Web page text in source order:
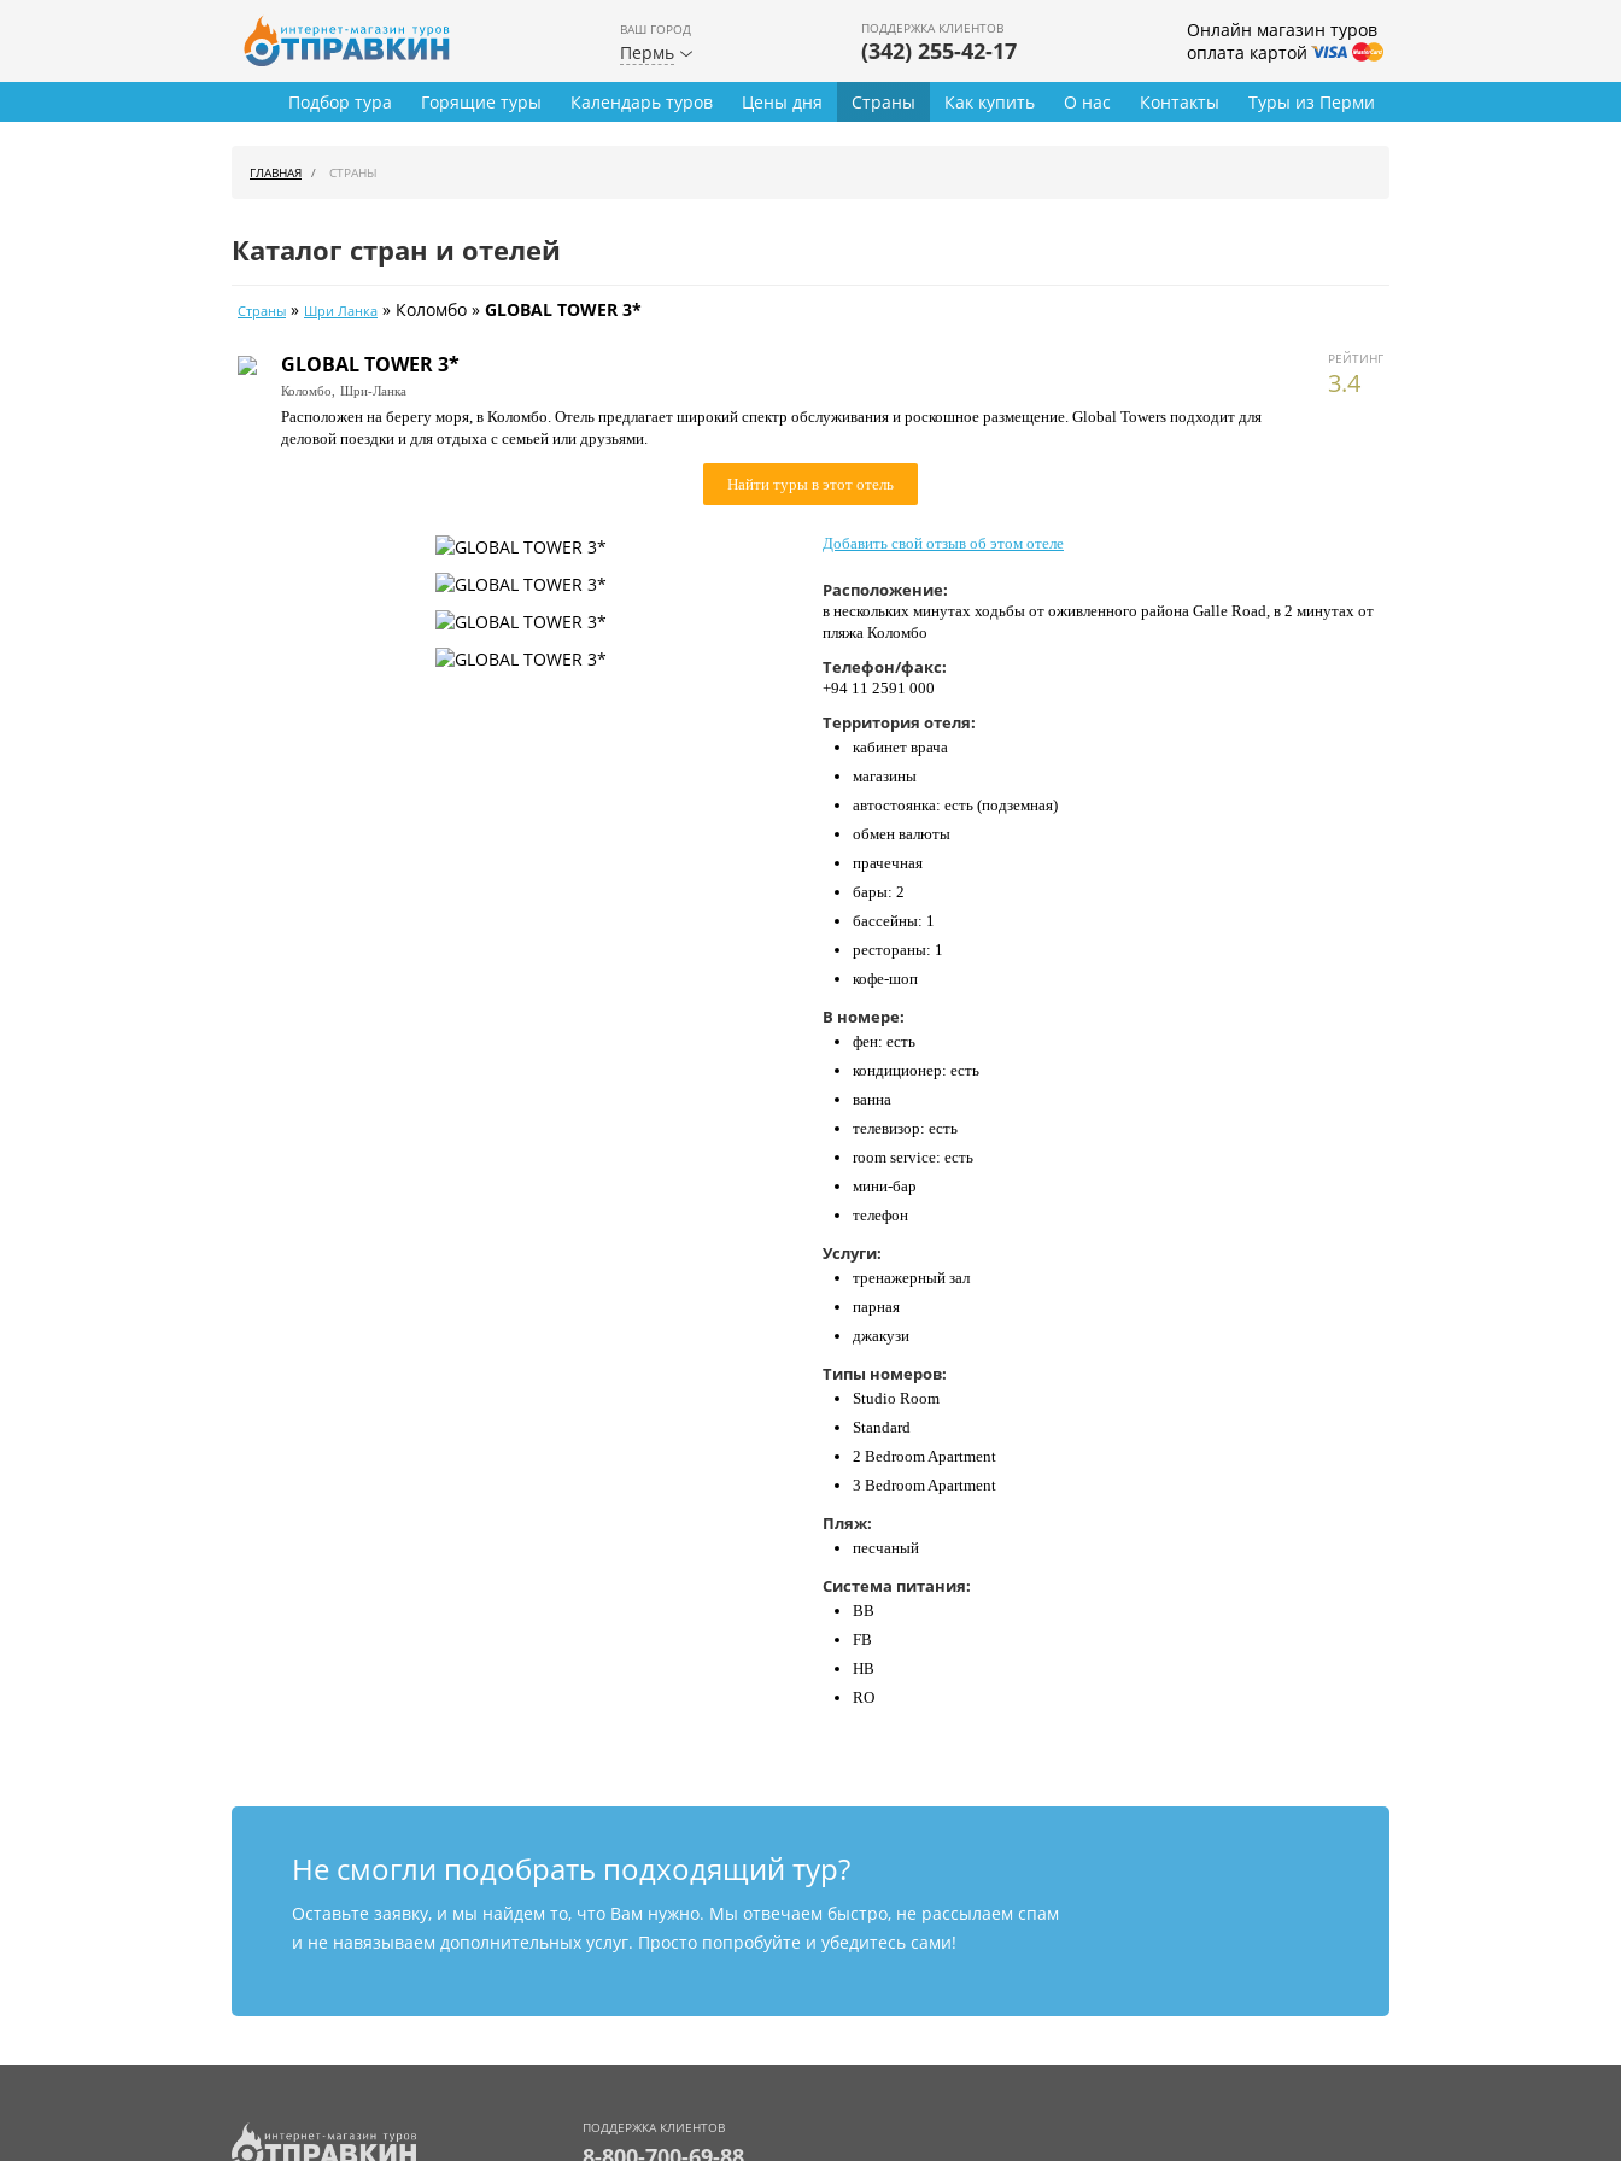
ВАШ ГОРОД
Пермь
ПОДДЕРЖКА КЛИЕНТОВ
(342) 255-42-17
Онлайн магазин туров
оплата картой
Туры из Перми
Подбор тура Горящие туры Календарь туров Цены дня Страны Как купить О нас Контакты
ГЛАВНАЯ СТРАНЫ
Каталог стран и отелей
Страны » Шри Ланка » Коломбо » GLOBAL TOWER 3*
РЕЙТИНГ
3.4
GLOBAL TOWER 3*
Коломбо, Шри-Ланка
Расположен на берегу моря, в Коломбо. Отель предлагает широкий спектр обслуживания и роскошное размещение. Global Towers подходит для
деловой поездки и для отдыха с семьей или друзьями.
Найти туры в этот отель
Добавить свой отзыв об этом отеле
Расположение:
в нескольких минутах ходьбы от оживленного района Galle Road, в 2 минутах от
пляжа Коломбо
Телефон/факс:
+94 11 2591 000
Территория отеля:
кабинет врача
магазины
автостоянка: есть (подземная)
обмен валюты
прачечная
бары: 2
бассейны: 1
рестораны: 1
кофе-шоп
В номере:
фен: есть
кондиционер: есть
ванна
телевизор: есть
room service: есть
мини-бар
телефон
Услуги:
тренажерный зал
парная
джакузи
Типы номеров:
Studio Room
Standard
2 Bedroom Apartment
3 Bedroom Apartment
Пляж:
песчаный
Система питания:
BB
FB
HB
RO
Не смогли подобрать подходящий тур?
Оставьте заявку, и мы найдем то, что Вам нужно. Мы отвечаем быстро, не рассылаем спам
и не навязываем дополнительных услуг. Просто попробуйте и убедитесь сами!
ПОДДЕРЖКА КЛИЕНТОВ